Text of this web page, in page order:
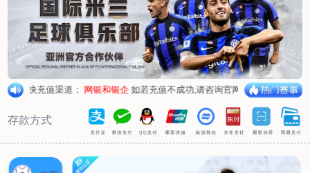
产品中心
烤箱纸
蜡纸
防油纸
蛋糕杯纸
糖果包装纸
汉堡包装纸
包肉纸
吸油纸